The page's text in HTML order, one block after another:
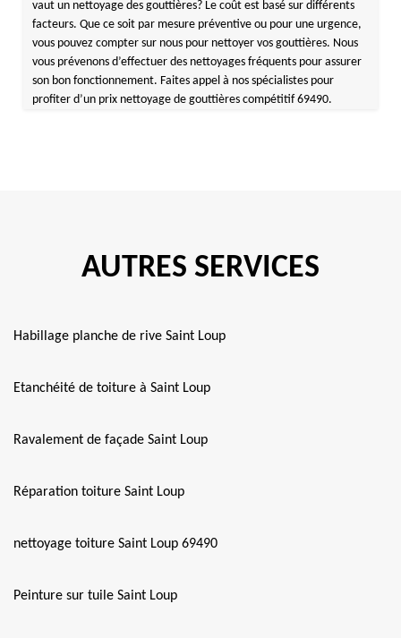
vaut un nettoyage des gouttières? Le coût est basé sur différents
facteurs. Que ce soit par mesure préventive ou pour une urgence,
vous pouvez compter sur nous pour nettoyer vos gouttières. Nous
vous prévenons d’effectuer des nettoyages fréquents pour assurer
son bon fonctionnement. Faites appel à nos spécialistes pour
profiter d’un prix nettoyage de gouttières compétitif 69490.
AUTRES SERVICES
Habillage planche de rive Saint Loup
Etanchéité de toiture à Saint Loup
Ravalement de façade Saint Loup
Réparation toiture Saint Loup
nettoyage toiture Saint Loup 69490
Peinture sur tuile Saint Loup